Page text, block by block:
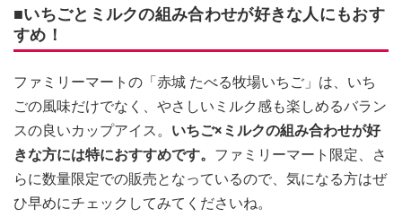
■いちごとミルクの組み合わせが好きな人にもおす
すめ！
ファミリーマートの「赤城 たべる牧場いちご」は、いち
ごの風味だけでなく、やさしいミルク感も楽しめるバラン
スの良いカップアイス。 いちご×ミルクの組み合わせが好
きな方には特におすすめです。 ファミリーマート限定、さ
らに数量限定での販売となっているので、気になる方はぜ
ひ早めにチェックしてみてくださいね。